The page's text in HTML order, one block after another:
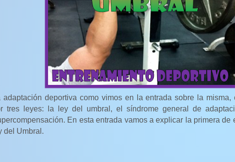
adaptación deportiva como vimos en la entrada sobre la misma,
tres leyes: la ley del umbral, el síndrome general de
En esta entrada vamos a explicar la primera de
del Umbral.